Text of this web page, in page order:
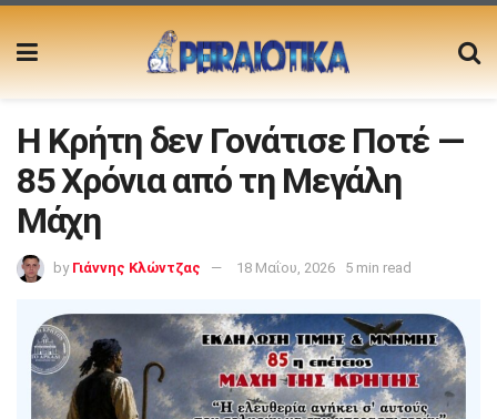
Η Κρήτη δεν Γονάτισε Ποτέ —
85 Χρόνια από τη Μεγάλη
Μάχη
by Γιάννης Κλώντζας 18 Μαΐου, 2026 5 min read